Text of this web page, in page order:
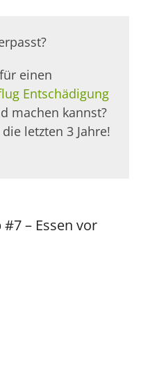
einen
Entschädigung
machen kannst?
letzten 3 Jahre!
– Essen vor